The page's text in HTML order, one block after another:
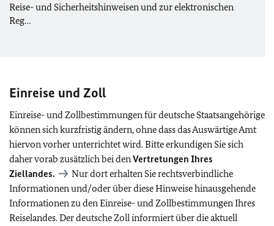
Reise- und Sicherheitshinweisen und zur elektronischen
Reg…
Einreise und Zoll
Einreise- und Zollbestimmungen für deutsche Staatsangehörige
können sich kurzfristig ändern, ohne dass das Auswärtige Amt
hiervon vorher unterrichtet wird. Bitte erkundigen Sie sich
daher vorab zusätzlich bei denVertretungen Ihres
Ziellandes.
Nur dort erhalten Sie rechtsverbindliche
Informationen und/oder über diese Hinweise hinausgehende
Informationen zu den Einreise- und Zollbestimmungen Ihres
Reiselandes. Der deutsche Zoll informiert über die aktuell